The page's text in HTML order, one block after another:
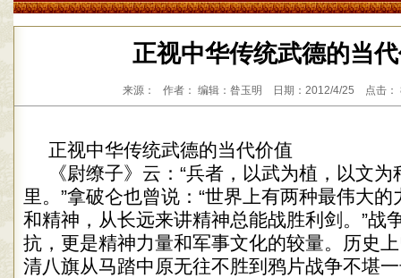
正视中华传统武德的当
来源： 作者： 编辑：昝玉明 日期：2012/4/25 点击
正视中华传统武德的当代价值
《尉缭子》云：“兵者，以武为植，以文
里。”拿破仑也曾说：“世界上有两种最伟大
和精神，从长远来讲精神总能战胜利剑。”战
抗，更是精神力量和军事文化的较量。历史
清八旗从马踏中原无往不胜到鸦片战争不堪